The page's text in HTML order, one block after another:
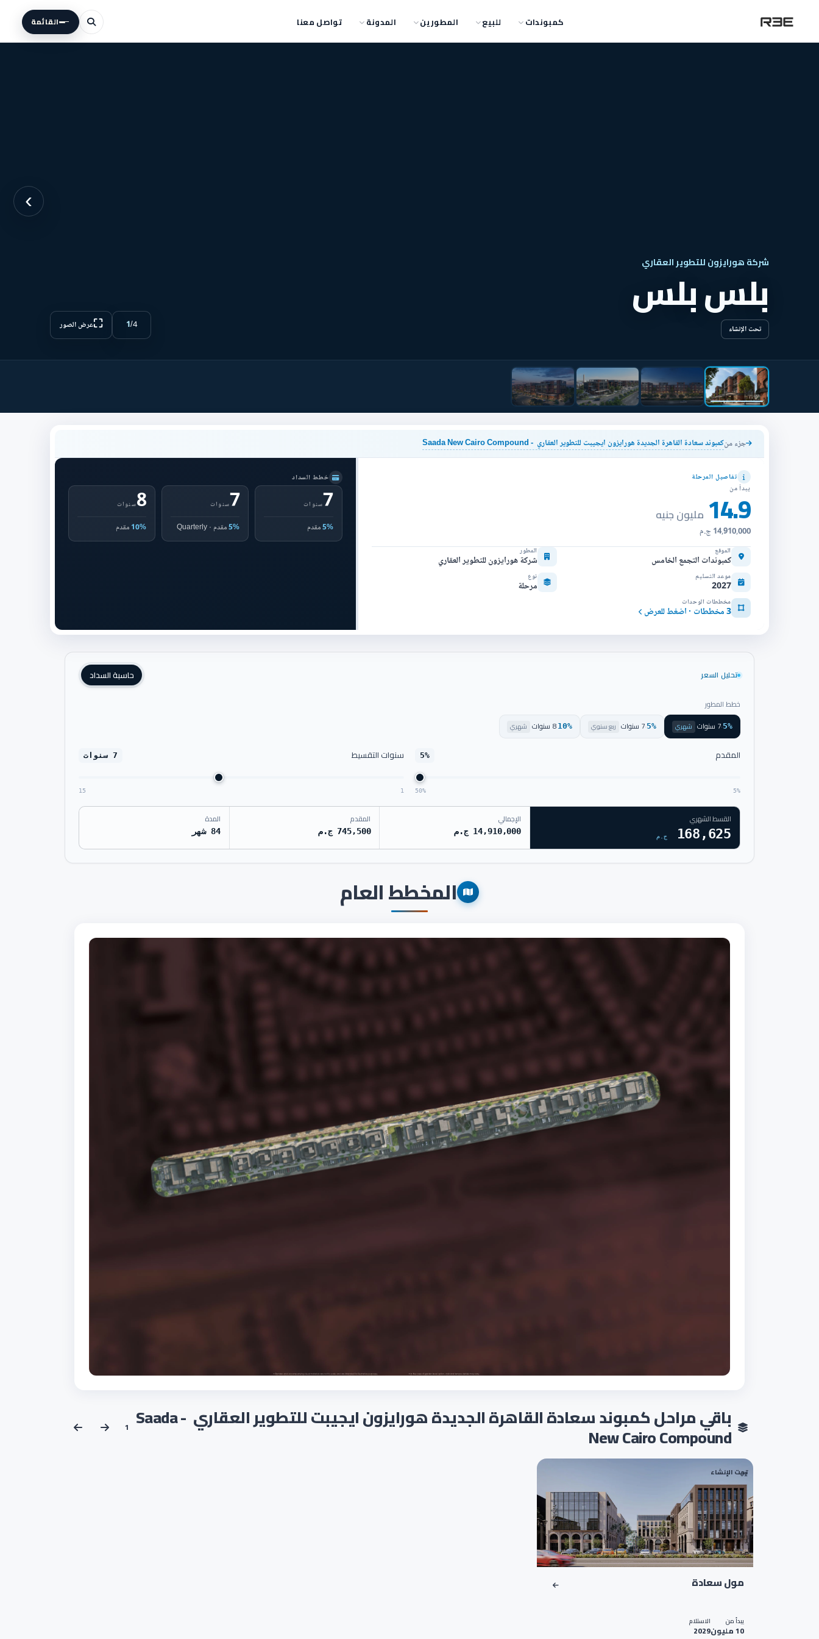
كمبوندات للبيع المطورين المدونة تواصل معنا القائمة
›
شركة هورايزون للتطوير العقاري
بلس بلس
تحت الإنشاء 1/4
⛶عرض الصور
جزء منكمبوند سعادة القاهرة الجديدة هورايزون ايجيبت للتطوير العقاري - Saada New Cairo Compound
تفاصيل المرحلة
يبدأ من
14.9 مليون جنيه
14,910,000 ج.م
الموقع
كمبوندات التجمع الخامس
المطور
شركة هورايزون للتطوير العقاري
موعد التسليم
2027
نوع
مرحلة
مخططات الوحدات
3 مخططات · اضغط للعرض
خطط السداد
7سنوات
5%مقدم
7سنوات
5%مقدم · Quarterly
8سنوات
10%مقدم
تحليل السعر حاسبة السداد
خطط المطور
5%
·7 سنوات شهري 5%
·7 سنوات ربع سنوي 10%
·8 سنوات شهري
المقدم 5%
5%
50%
سنوات التقسيط 7 سنوات
1
15
القسط الشهري
168,625 ج.م
الإجمالي
14,910,000 ج.م
المقدم
745,500 ج.م
المدة
84 شهر
المخطط العام
باقي مراحل كمبوند سعادة القاهرة الجديدة هورايزون ايجيبت للتطوير العقاري - Saada
New Cairo Compound
1
تحت الإنشاء
01
مول سعادة
يبدأ من
10 مليون
الاستلام
2029